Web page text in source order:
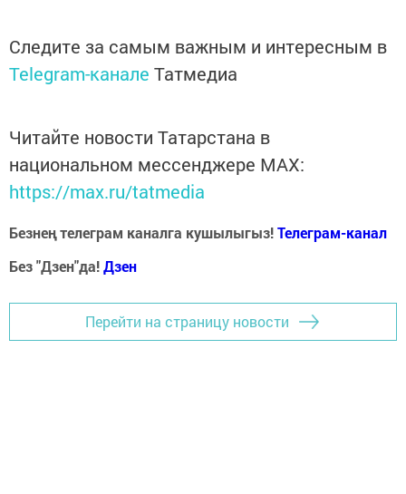
Следите за самым важным и интересным в
Telegram-канале Татмедиа
Читайте новости Татарстана в
национальном мессенджере MАХ:
https://max.ru/tatmedia
Безнең телеграм каналга кушылыгыз!Телеграм-канал
Без "Дзен"да!Дзен
Перейти на страницу новости